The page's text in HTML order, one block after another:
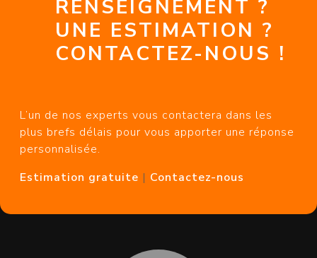
RENSEIGNEMENT ?
UNE ESTIMATION ?
CONTACTEZ-NOUS !
L’un de nos experts vous contactera dans les
plus brefs délais pour vous apporter une réponse
personnalisée.
Estimation gratuite | Contactez-nous